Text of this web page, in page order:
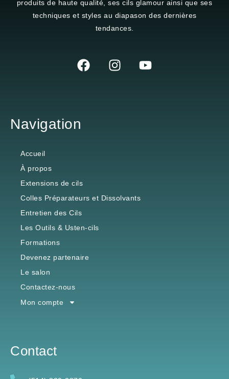
produits de haute qualité, ses cils glamour ainsi que ses
techniques et styles au diapason des dernières
tendances.
Navigation
Accueil
À propos
Extensions de cils
Colles Préparateurs et Dissolvants
Entretien des Cils
Les Outils & Usten-cils
Formations
Devenez partenaire
Le salon
Contactez-nous
Mon compte
Contact